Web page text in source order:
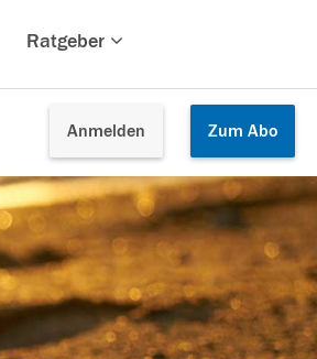
Ratgeber
Anmelden Zum Abo